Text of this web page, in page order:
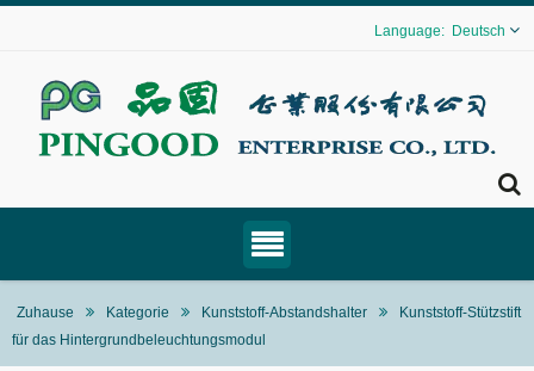
Deutsch
Zuhause Kategorie Kunststoff-Abstandshalter
Kunststoff-Stützstift
für das Hintergrundbeleuchtungsmodul